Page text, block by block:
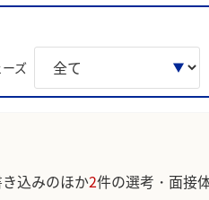
ズ
込みのほか2件の選考・面接体